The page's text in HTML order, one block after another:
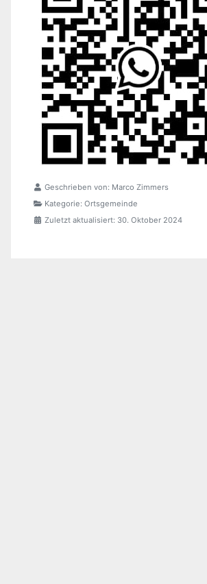
Geschrieben von: Marco Zimmers
Kategorie: Ortsgemeinde
Zuletzt aktualisiert: 30. Oktober 2024